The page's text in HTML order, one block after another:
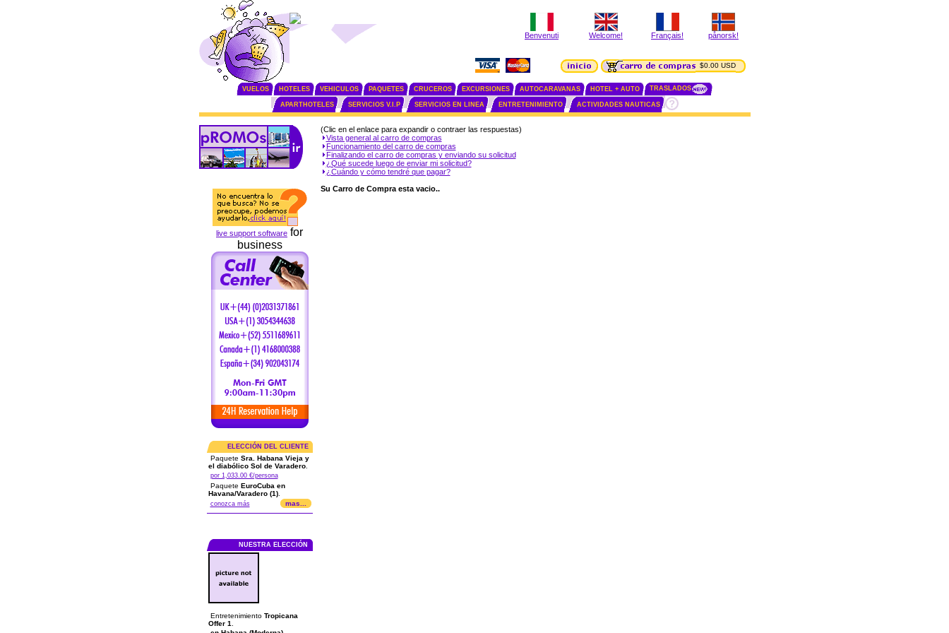
Benvenuti Welcome! Français! pånorsk!
$0.00 USD
VUELOS HOTELES VEHICULOS PAQUETES CRUCEROS EXCURSIONES AUTOCARAVANAS HOTEL + AUTO TRASLADOS
APARTHOTELES SERVICIOS V.I.P SERVICIOS EN LINEA ENTRETENIMIENTO ACTIVIDADES NAUTICAS
live support software for
business
ELECCIÓN DEL CLIENTE
Paquete Sra. Habana Vieja y
el diabólico Sol de Varadero.
por 1,033.00 €/persona
Paquete EuroCuba en
Havana/Varadero (1).
conozca más mas...
NUESTRA ELECCIÓN
Entretenimiento Tropicana
Offer 1
(Clic en el enlace para expandir o contraer las respuestas)
Vista general al carro de compras
Funcionamiento del carro de compras
Finalizando el carro de compras y enviando su solicitud
¿Qué sucede luego de enviar mi solicitud?
¿Cuándo y cómo tendré que pagar?
Su Carro de Compra esta vacio..